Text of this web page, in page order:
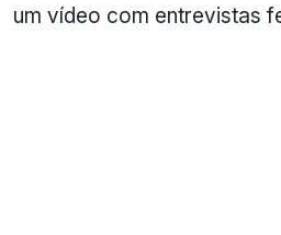
um vídeo com entrevistas